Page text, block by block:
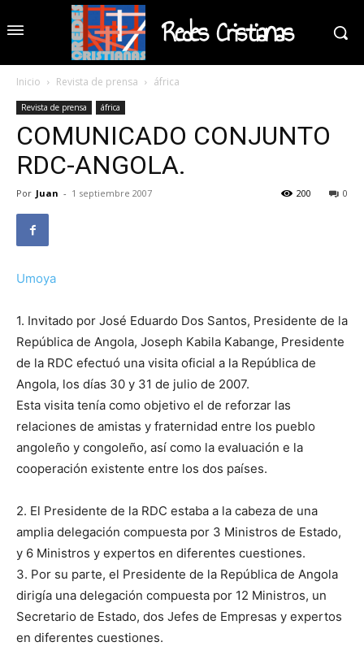
Redes Cristianas
Inicio Revista de prensa áfrica
Revista de prensa áfrica
COMUNICADO CONJUNTO
RDC-ANGOLA.
Por Juan - 1 septiembre 2007 0
200
Umoya
1. Invitado por José Eduardo Dos Santos, Presidente de la
República de Angola, Joseph Kabila Kabange, Presidente
de la RDC efectuó una visita oficial a la República de
Angola, los días 30 y 31 de julio de 2007.
Esta visita tenía como objetivo el de reforzar las
relaciones de amistas y fraternidad entre los pueblo
angoleño y congoleño, así como la evaluación e la
cooperación existente entre los dos países.
2. El Presidente de la RDC estaba a la cabeza de una
amplia delegación compuesta por 3 Ministros de Estado,
y 6 Ministros y expertos en diferentes cuestiones.
3. Por su parte, el Presidente de la República de Angola
dirigía una delegación compuesta por 12 Ministros, un
Secretario de Estado, dos Jefes de Empresas y expertos
en diferentes cuestiones.